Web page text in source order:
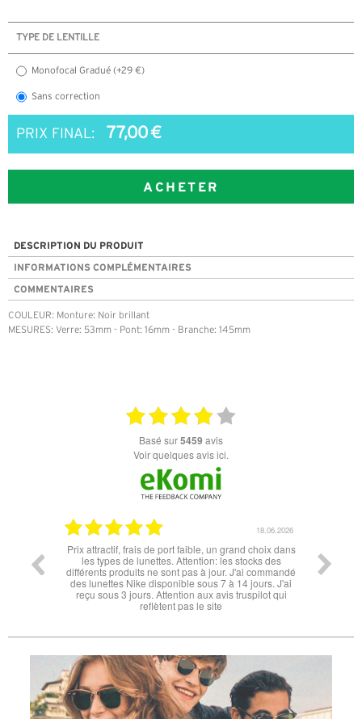
TYPE DE LENTILLE
Monofocal Gradué (+29 €)
Sans correction
PRIX FINAL: 77,00 €
ACHETER
DESCRIPTION DU PRODUIT
INFORMATIONS COMPLÉMENTAIRES
COMMENTAIRES
COULEUR: Monture: Noir brillant
MESURES: Verre: 53mm - Pont: 16mm - Branche: 145mm
basé sur5459 avis
Voir quelques avis ici.
18.06.2026
Prix attractif, frais de port faible, un grand choix dans
les types de lunettes. Attention: les stocks des
différents produits ne sont pas à jour. J'ai commandé
des lunettes Nike disponible sous 7 à 14 jours. J'ai
reçu sous 3 jours. Attention aux avis truspilot qui
reflètent pas le site